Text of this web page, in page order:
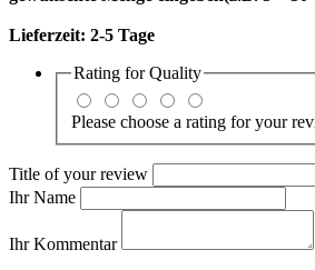
Lieferzeit: 2-5 Tage
Rating forQuality
Please choose a rating for your
Title of your review
Ihr Name
Ihr Kommentar